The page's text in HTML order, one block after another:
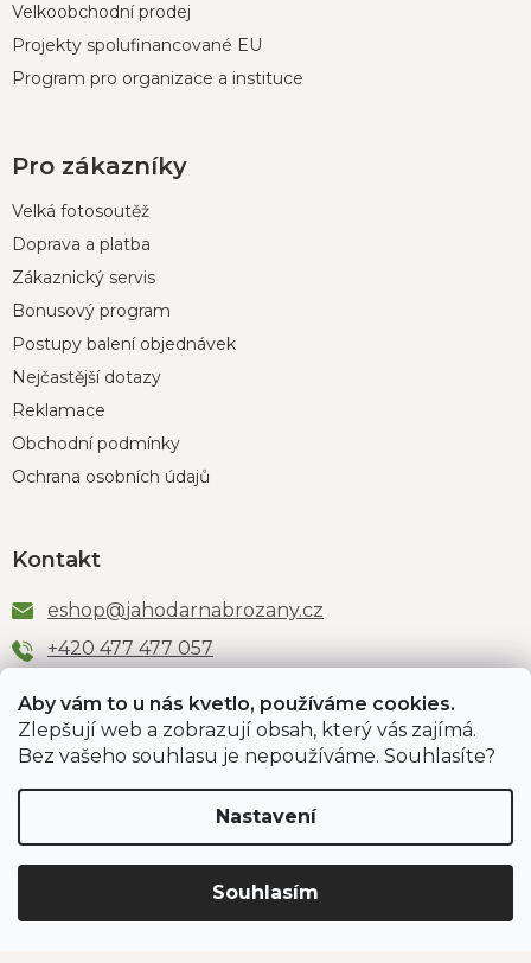
Aby vám to u nás kvetlo, používáme cookies.
Zlepšují web a zobrazují obsah, který vás zajímá.
Bez vašeho souhlasu je nepoužíváme. Souhlasíte?
Nastavení
Souhlasím
Velkoobchodní prodej
Projekty spolufinancované EU
Program pro organizace a instituce
Pro zákazníky
Velká fotosoutěž
Doprava a platba
Zákaznický servis
Bonusový program
Postupy balení objednávek
Nejčastější dotazy
Reklamace
Obchodní podmínky
Ochrana osobních údajů
Kontakt
eshop@jahodarnabrozany.cz
+420 477 477 057
Odběr newsletteru
PŘIHLÁSIT SE